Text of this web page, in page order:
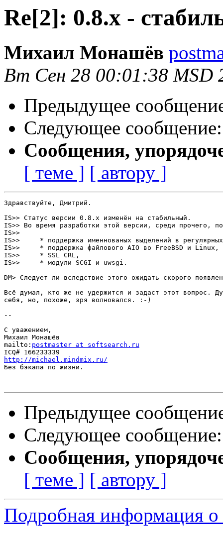
Re[2]: 0.8.x -
Михаил Монашёв
Вт Сен 28 00:01:38 MSD
Предыдущее
Следующее
Сообщения,
[ теме ] [ автору ]
Здравствуйте, Дмитрий.
IS>> Статус версии 0.8.x изменён на стабильный.
IS>> Во время разработки этой версии, среди прочего,
IS>>
IS>>     * поддержка именнованых выделений в
IS>>     * поддержка файлового AIO во FreeBSD и Linux,
IS>>     * SSL CRL,
IS>>     * модули SCGI и uwsgi.
DM> Следует ли вследствие этого ожидать скорого
Всё думал, кто же не удержится и задаст этот вопрос.
себя, но, похоже, зря волновался. :-)
--
С уважением,
Михаил Монашёв
mailto: postmaster at softsearch.ru
http://michael.mindmix.ru/
Без бэкапа по жизни.
Предыдущее
Следующее
Сообщения,
[ теме ] [ автору ]
Подробная информация